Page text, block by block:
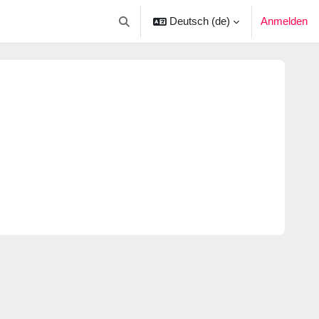
Sucheingabe umschalten
Deutsch ‎(de)‎ Anmelden